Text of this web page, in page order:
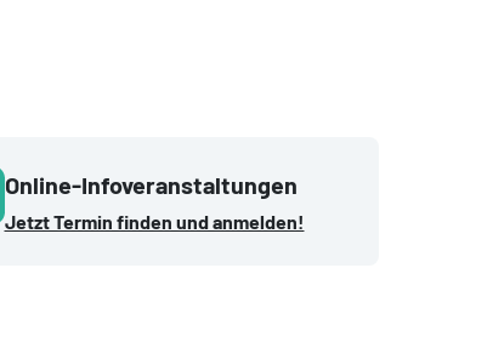
Online-Infoveranstaltungen
Jetzt Termin finden und anmelden!